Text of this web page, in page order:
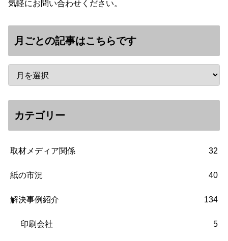
気軽にお問い合わせください。
月ごとの記事はこちらです
カテゴリー
取材メディア関係 32
紙の市況 40
解決事例紹介 134
印刷会社 5